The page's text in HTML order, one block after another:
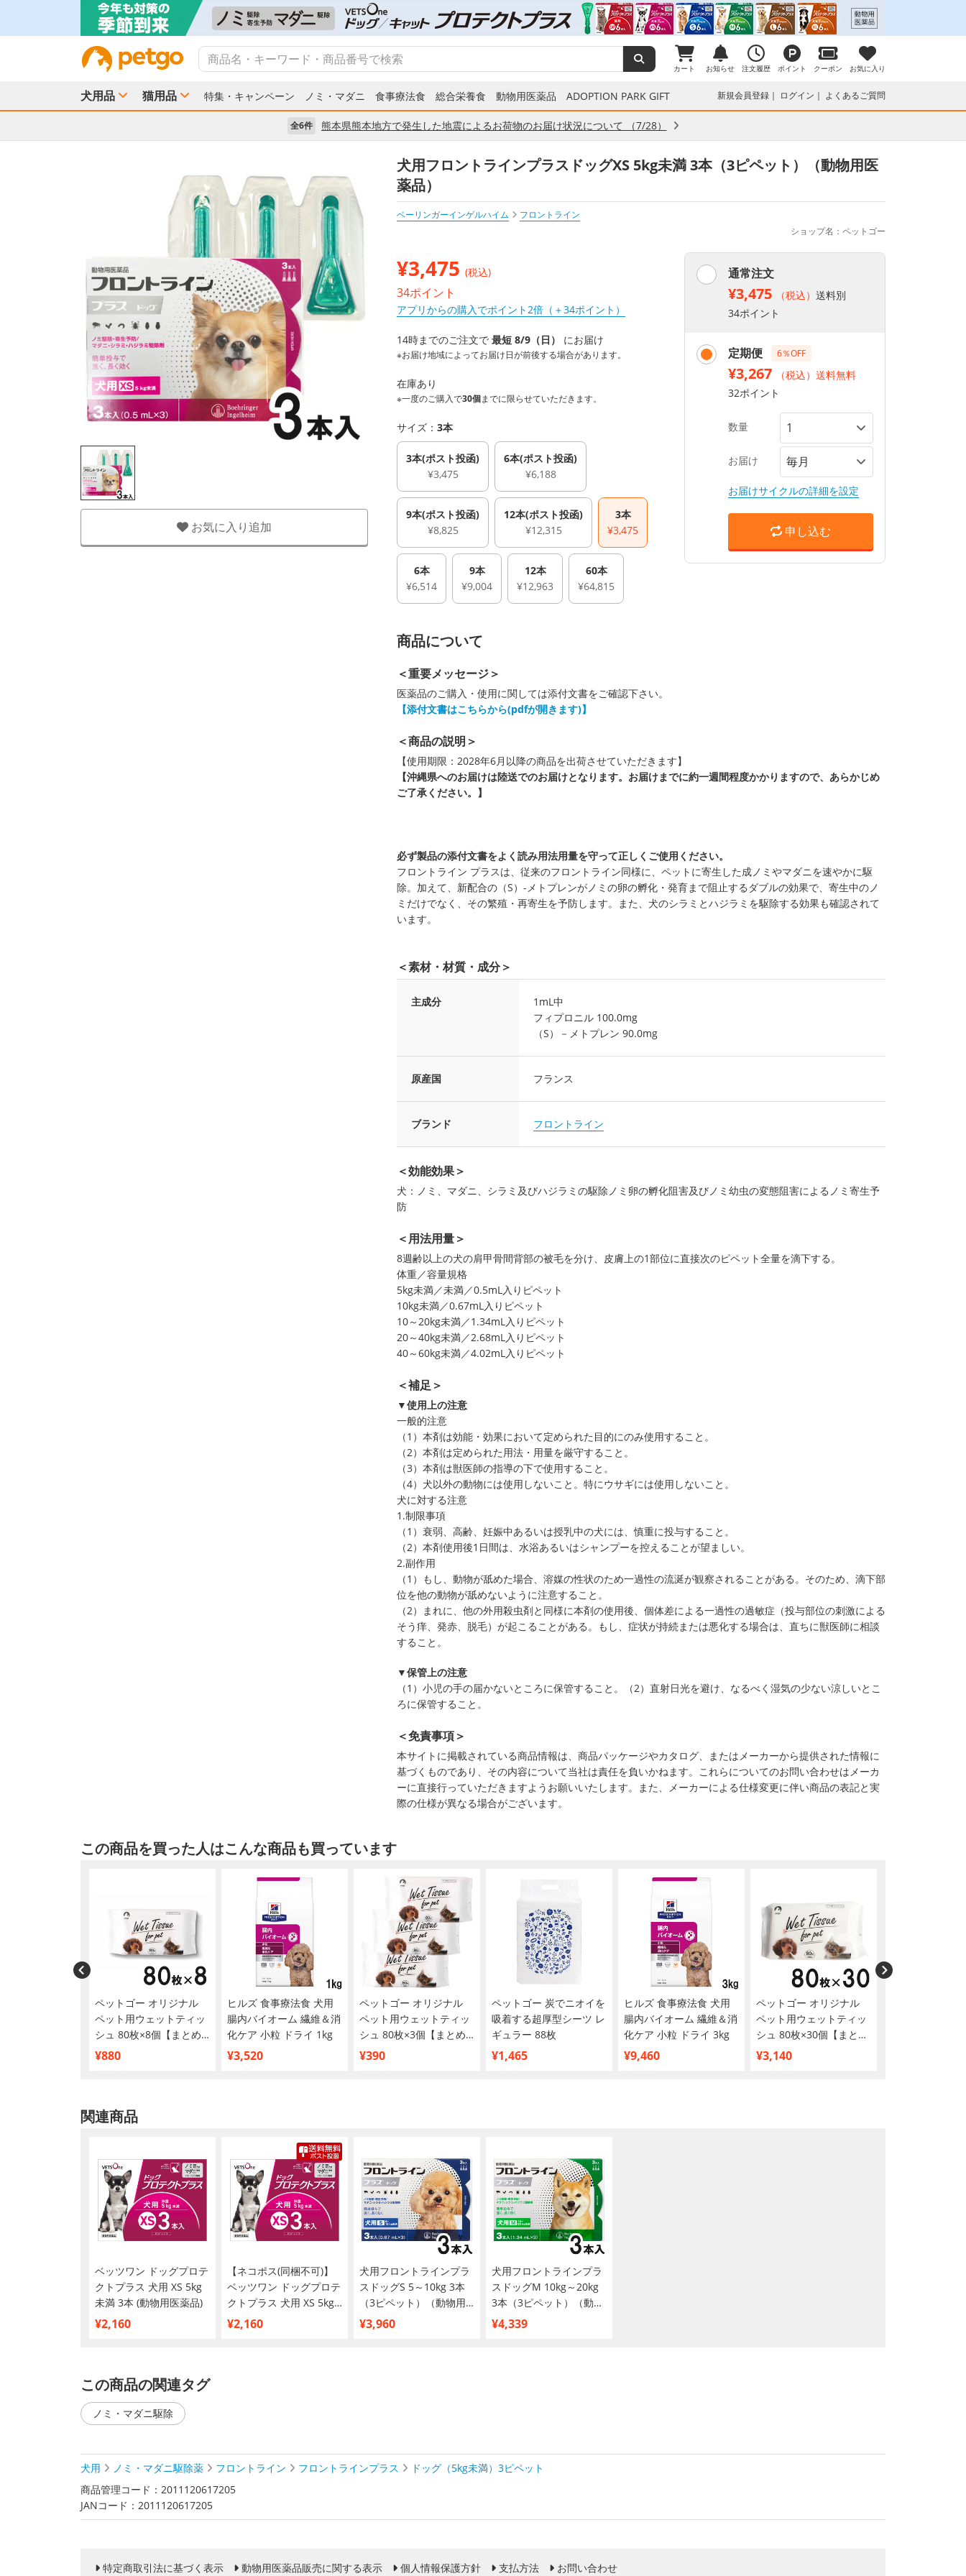
カート お知らせ 注文履歴 ポイント クーポン お気に入り
犬用品 猫用品 特集・キャンペーン ノミ・マダニ 食事療法食 総合栄養食 動物用医薬品 ADOPTION PARK GIFT 新規会員登録 ログイン よくあるご質問
全6件 熊本県熊本地方で発生した地震によるお荷物のお届け状況について （7/28）
お気に入り追加
犬用フロントラインプラスドッグXS 5kg未満 3本（3ピペット）（動物用医
薬品）
ベーリンガーインゲルハイム
フロントライン
ショップ名：ペットゴー
¥3,475 (税込)
34ポイント
アプリからの購入でポイント2倍（＋34ポイント）
14時までのご注文で 最短 8/9（日） にお届け
※お届け地域によってお届け日が前後する場合があります。
在庫あり
※一度のご購入で30個までに限らせていただきます。
サイズ： 3本
3本(ポスト投函)
¥3,475
6本(ポスト投函)
¥6,188
9本(ポスト投函)
¥8,825
12本(ポスト投函)
¥12,315
3本
¥3,475
6本
¥6,514
9本
¥9,004
12本
¥12,963
60本
¥64,815
通常注文
¥3,475 （税込） 送料別
34ポイント
定期便 6％OFF
¥3,267
（税込）送料無料
32ポイント
数量
お届け
お届けサイクルの詳細を設定
申し込む
商品について
＜重要メッセージ＞
医薬品のご購入・使用に関しては添付文書をご確認下さい。
【添付文書はこちらから(pdfが開きます)】
＜商品の説明＞
【使用期限：2028年6月以降の商品を出荷させていただきます】
【沖縄県へのお届けは陸送でのお届けとなります。お届けまでに約一週間程度かかりますので、あらかじめ
ご了承ください。】
必ず製品の添付文書をよく読み用法用量を守って正しくご使用ください。
フロントライン プラスは、従来のフロントライン同様に、ペットに寄生した成ノミやマダニを速やかに駆
除。加えて、新配合の（S）-メトプレンがノミの卵の孵化・発育まで阻止するダブルの効果で、寄生中のノ
ミだけでなく、その繁殖・再寄生を予防します。また、犬のシラミとハジラミを駆除する効果も確認されて
います。
＜素材・材質・成分＞
主成分
1mL中
フィプロニル 100.0mg
（S）－メトプレン 90.0mg
原産国 フランス
ブランド フロントライン
＜効能効果＞
犬：ノミ、マダニ、シラミ及びハジラミの駆除ノミ卵の孵化阻害及びノミ幼虫の変態阻害によるノミ寄生予
防
＜用法用量＞
8週齢以上の犬の肩甲骨間背部の被毛を分け、皮膚上の1部位に直接次のピペット全量を滴下する。
体重／容量規格
5kg未満／未満／0.5mL入りピペット
10kg未満／0.67mL入りピペット
10～20kg未満／1.34mL入りピペット
20～40kg未満／2.68mL入りピペット
40～60kg未満／4.02mL入りピペット
＜補足＞
▼使用上の注意
一般的注意
（1）本剤は効能・効果において定められた目的にのみ使用すること。
（2）本剤は定められた用法・用量を厳守すること。
（3）本剤は獣医師の指導の下で使用すること。
（4）犬以外の動物には使用しないこと。特にウサギには使用しないこと。
犬に対する注意
1.制限事項
（1）衰弱、高齢、妊娠中あるいは授乳中の犬には、慎重に投与すること。
（2）本剤使用後1日間は、水浴あるいはシャンプーを控えることが望ましい。
2.副作用
（1）もし、動物が舐めた場合、溶媒の性状のため一過性の流涎が観察されることがある。そのため、滴下部
位を他の動物が舐めないように注意すること。
（2）まれに、他の外用殺虫剤と同様に本剤の使用後、個体差による一過性の過敏症（投与部位の刺激による
そう痒、発赤、脱毛）が起こることがある。もし、症状が持続または悪化する場合は、直ちに獣医師に相談
すること。
▼保管上の注意
（1）小児の手の届かないところに保管すること。（2）直射日光を避け、なるべく湿気の少ない涼しいとこ
ろに保管すること。
＜免責事項＞
本サイトに掲載されている商品情報は、商品パッケージやカタログ、またはメーカーから提供された情報に
基づくものであり、その内容について当社は責任を負いかねます。これらについてのお問い合わせはメーカ
ーに直接行っていただきますようお願いいたします。また、メーカーによる仕様変更に伴い商品の表記と実
際の仕様が異なる場合がございます。
この商品を買った人はこんな商品も買っています
ペットゴー オリジナル
ペット用ウェットティッ
シュ 80枚×8個【まとめ
買い】
¥880
ヒルズ 食事療法食 犬用
腸内バイオーム 繊維＆消
化ケア 小粒 ドライ 1kg
¥3,520
ペットゴー オリジナル
ペット用ウェットティッ
シュ 80枚×3個【まとめ
買い】
¥390
ペットゴー 炭でニオイを
吸着する超厚型シーツ レ
ギュラー 88枚
¥1,465
ヒルズ 食事療法食 犬用
腸内バイオーム 繊維＆消
化ケア 小粒 ドライ 3kg
¥9,460
ペットゴー オリジナル
ペット用ウェットティッ
シュ 80枚×30個【まとめ
買い】
¥3,140
関連商品
ベッツワン ドッグプロテ
クトプラス 犬用 XS 5kg
未満 3本 (動物用医薬品)
¥2,160
【ネコポス(同梱不可)】
ベッツワン ドッグプロテ
クトプラス 犬用 XS 5kg
未満 3本 (動物用医薬品)
¥2,160
犬用フロントラインプラ
スドッグS 5～10kg 3本
（3ピペット）（動物用
医薬品）
¥3,960
犬用フロントラインプラ
スドッグM 10kg～20kg
3本（3ピペット）（動物
用医薬品）
¥4,339
この商品の関連タグ
ノミ・マダニ駆除
犬用 ノミ・マダニ駆除薬 フロントライン フロントラインプラス
ドッグ（5kg未満）3ピペット
商品管理コード：2011120617205
JANコード：2011120617205
特定商取引法に基づく表示 動物用医薬品販売に関する表示 個人情報保護方針 支払方法 お問い合わせ